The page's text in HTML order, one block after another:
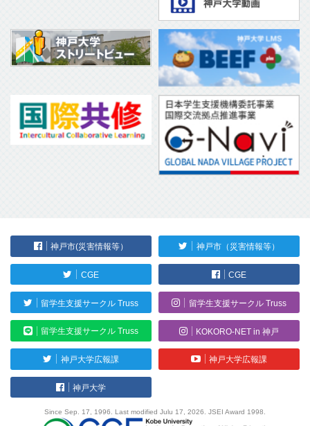
神戸市(災害情報等） 神戸市（災害情報等）
CGE CGE
留学生支援サークル Truss 留学生支援サークル Truss
留学生支援サークル Truss KOKORO-NET in 神戸
神戸大学広報課 神戸大学広報課
神戸大学
Since Sep. 17, 1996. Last modified Julu 17, 2026. JSEI Award 1998.